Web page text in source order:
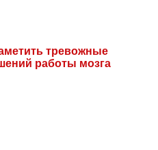
тревожные
работы мозга